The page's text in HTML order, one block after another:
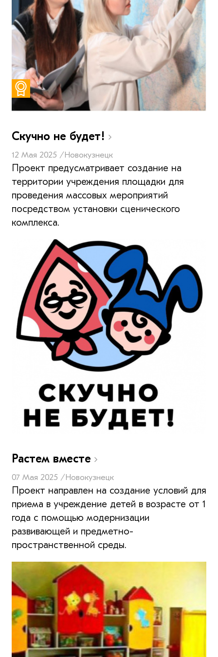
Скучно не будет!
12 Мая 2025 /Новокузнецк
Проект предусматривает создание на
территории учреждения площадки для
проведения массовых мероприятий
посредством установки сценического
комплекса.
Растем вместе
07 Мая 2025 /Новокузнецк
Проект направлен на создание условий для
приема в учреждение детей в возрасте от 1
года с помощью модернизации
развивающей и предметно-
пространственной среды.